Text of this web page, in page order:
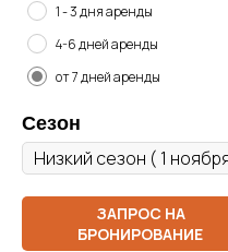
1 - 3 дня аренды
4-6 дней аренды
от 7 дней аренды
Сезон
ЗАПРОС НА
БРОНИРОВАНИЕ